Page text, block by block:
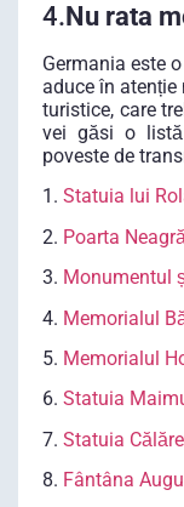
4.Nu rata
Germania este
aduce în
turistice, care
vei găsi o
poveste de
1. Statuia lui
2. Poarta
3. Monumentul
4. Memorialul
5. Memorialul
6. Statuia
7. Statuia
8. Fântâna